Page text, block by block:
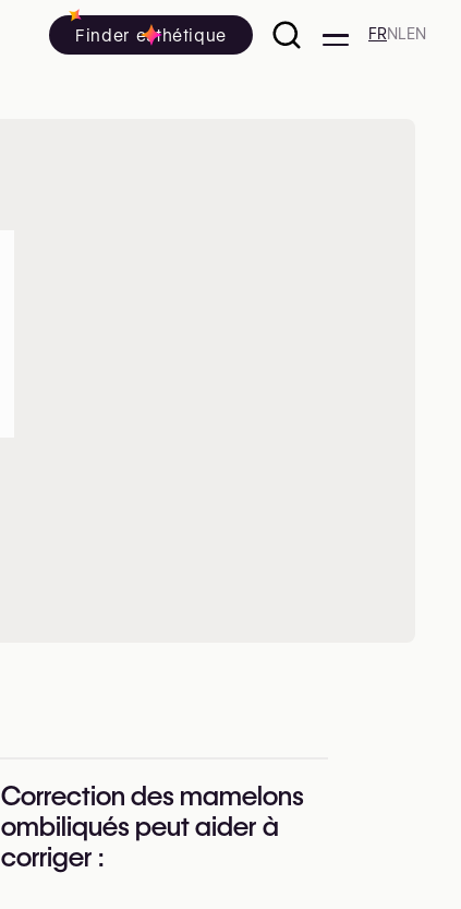
Finder esthétique FRNL EN
Correction des mamelons
ombiliqués peut aider à
corriger :